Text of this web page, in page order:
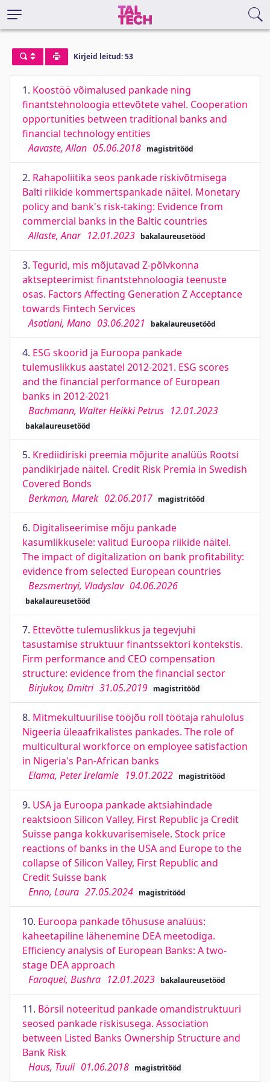
Kirjeid leitud: 53
1. Koostöö võimalused pankade ning
finantstehnoloogia ettevõtete vahel. Cooperation
opportunities between traditional banks and
financial technology entities
Aavaste, Allan 05.06.2018 magistritööd
2. Rahapoliitika seos pankade riskivõtmisega
Balti riikide kommertspankade näitel. Monetary
policy and bank's risk-taking: Evidence from
commercial banks in the Baltic countries
Allaste, Anar 12.01.2023 bakalaureusetööd
3. Tegurid, mis mõjutavad Z-põlvkonna
aktsepteerimist finantstehnoloogia teenuste
osas. Factors Affecting Generation Z Acceptance
towards Fintech Services
Asatiani, Mano 03.06.2021 bakalaureusetööd
4. ESG skoorid ja Euroopa pankade
tulemuslikkus aastatel 2012-2021. ESG scores
and the financial performance of European
banks in 2012-2021
Bachmann, Walter Heikki Petrus 12.01.2023
bakalaureusetööd
5. Krediidiriski preemia mõjurite analüüs Rootsi
pandikirjade näitel. Credit Risk Premia in Swedish
Covered Bonds
Berkman, Marek 02.06.2017 magistritööd
6. Digitaliseerimise mõju pankade
kasumlikkusele: valitud Euroopa riikide näitel.
The impact of digitalization on bank profitability:
evidence from selected European countries
Bezsmertnyi, Vladyslav 04.06.2026
bakalaureusetööd
7. Ettevõtte tulemuslikkus ja tegevjuhi
tasustamise struktuur finantssektori kontekstis.
Firm performance and CEO compensation
structure: evidence from the financial sector
Birjukov, Dmitri 31.05.2019 magistritööd
8. Mitmekultuurilise tööjõu roll töötaja rahulolus
Nigeeria üleaafrikalistes pankades. The role of
multicultural workforce on employee satisfaction
in Nigeria's Pan-African banks
Elama, Peter Irelamie 19.01.2022 magistritööd
9. USA ja Euroopa pankade aktsiahindade
reaktsioon Silicon Valley, First Republic ja Credit
Suisse panga kokkuvarisemisele. Stock price
reactions of banks in the USA and Europe to the
collapse of Silicon Valley, First Republic and
Credit Suisse bank
Enno, Laura 27.05.2024 magistritööd
10. Euroopa pankade tõhususe analüüs:
kaheetapiline lähenemine DEA meetodiga.
Efficiency analysis of European Banks: A two-
stage DEA approach
Faroquei, Bushra 12.01.2023 bakalaureusetööd
11. Börsil noteeritud pankade omandistruktuuri
seosed pankade riskisusega. Association
between Listed Banks Ownership Structure and
Bank Risk
Haus, Tuuli 01.06.2018 magistritööd